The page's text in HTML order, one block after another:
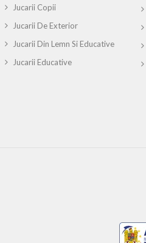
Jucarii Copii
Jucarii De Exterior
Jucarii Din Lemn Si Educative
Jucarii Educative